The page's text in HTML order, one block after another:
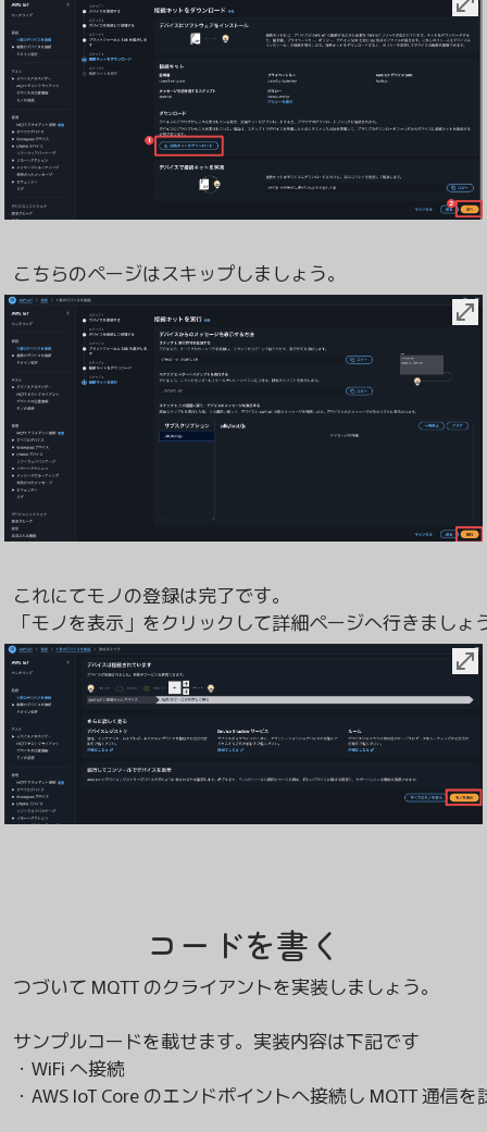
これにてモノの登録は完了です。
コードを書く
つづいて MQTT のクライアントを実装しましょう。
サンプルコードを載せます。実装内容は下記です
・WiFi へ接続
・AWS IoT Core のエンドポイントへ接続し MQTT 通信を